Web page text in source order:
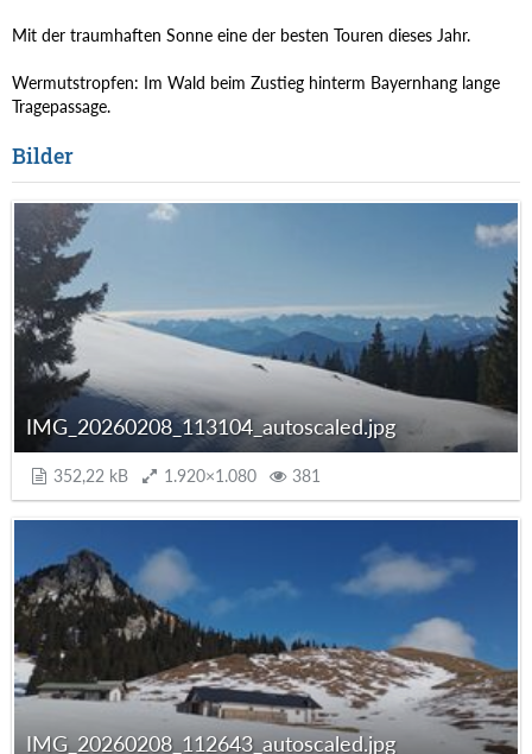
Mit der traumhaften Sonne eine der besten Touren dieses Jahr.
Wermutstropfen: Im Wald beim Zustieg hinterm Bayernhang lange
Tragepassage.
Bilder
IMG_20260208_113104_autoscaled.jpg
352,22 kB 1.920×1.080 381
IMG_20260208_112643_autoscaled.jpg